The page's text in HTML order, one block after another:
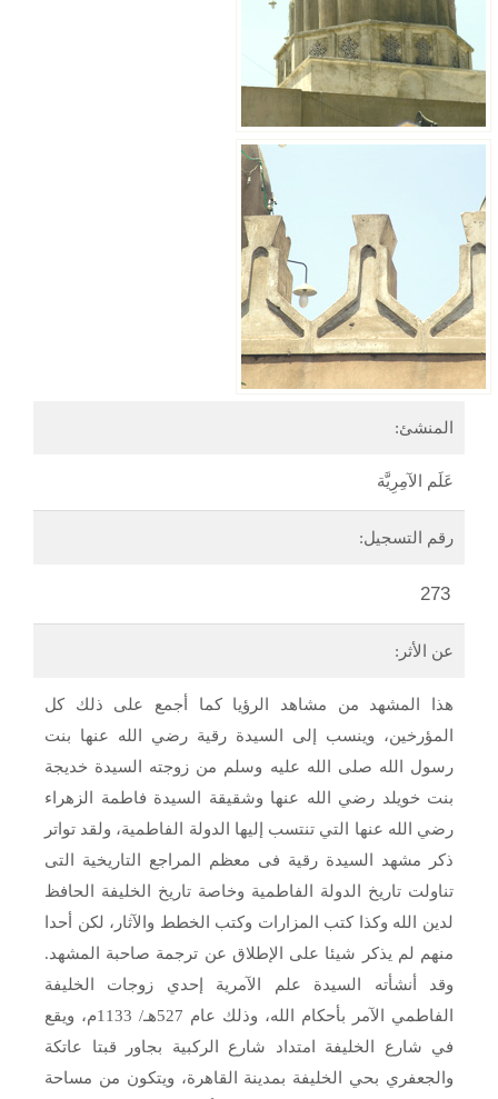
المنشئ:
عَلَم الآمِرِيَّة
رقم التسجيل:
273
عن الأثر:
هذا المشهد من مشاهد الرؤيا كما أجمع على ذلك كل
المؤرخين، وينسب إلى السيدة رقية رضي الله عنها بنت
رسول الله صلى الله عليه وسلم من زوجته السيدة خديجة
بنت خويلد رضي الله عنها وشقيقة السيدة فاطمة الزهراء
رضي الله عنها التي تنتسب إليها الدولة الفاطمية، ولقد تواتر
ذكر مشهد السيدة رقية فى معظم المراجع التاريخية التى
تناولت تاريخ الدولة الفاطمية وخاصة تاريخ الخليفة الحافظ
لدين الله وكذا كتب المزارات وكتب الخطط والآثار، لكن أحدا
منهم لم يذكر شيئا على الإطلاق عن ترجمة صاحبة المشهد.
وقد أنشأته السيدة علم الآمرية إحدي زوجات الخليفة
الفاطمي الآمر بأحكام الله، وذلك عام 527هـ/ 1133م، ويقع
في شارع الخليفة امتداد شارع الركبية بجاور قبتا عاتكة
والجعفري بحي الخليفة بمدينة القاهرة، ويتكون من مساحة